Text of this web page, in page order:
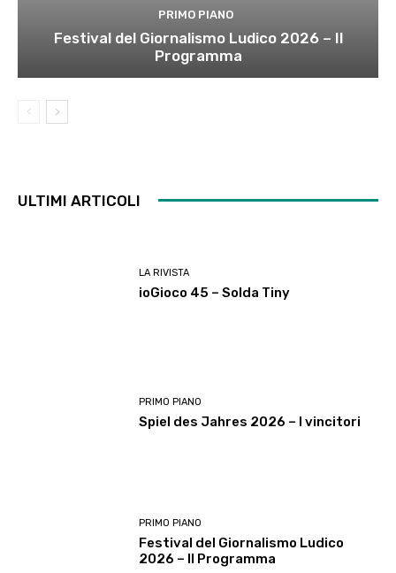
PRIMO PIANO
Festival del Giornalismo Ludico 2026 – Il
Programma
ULTIMI ARTICOLI
LA RIVISTA
ioGioco 45 – Solda Tiny
PRIMO PIANO
Spiel des Jahres 2026 – I vincitori
PRIMO PIANO
Festival del Giornalismo Ludico
2026 – Il Programma